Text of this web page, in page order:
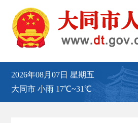
2026年08月07日 星期五
大同市 小雨 17℃~31℃